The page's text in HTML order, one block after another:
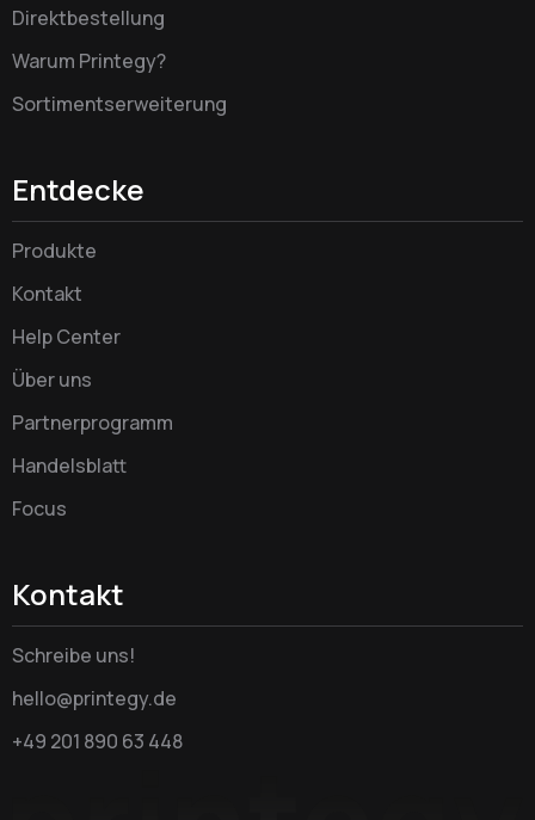
Direktbestellung
Warum Printegy?
Sortimentserweiterung
Entdecke
Produkte
Kontakt
Help Center
Über uns
Partnerprogramm
Handelsblatt
Focus
Kontakt
Schreibe uns!
hello@printegy.de
+49 201 890 63 448